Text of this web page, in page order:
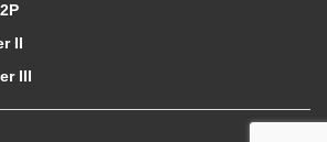
II
III